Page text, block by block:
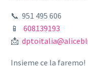
📞 951 495 606
📱 608139193
📩
Insieme ce la faremo!